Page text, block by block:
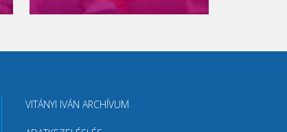
VITÁNYI IVÁN ARCHÍVUM